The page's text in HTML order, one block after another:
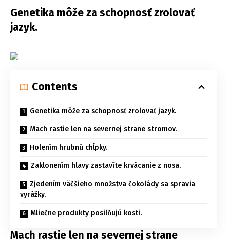
Genetika môže za schopnosť zrolovať
jazyk.
Contents
Genetika môže za schopnosť zrolovať jazyk.
Mach rastie len na severnej strane stromov.
Holením hrubnú chĺpky.
Zaklonením hlavy zastavíte krvácanie z nosa.
Zjedením väčšieho množstva čokolády sa spravia
vyrážky.
Mliečne produkty posilňujú kosti.
Mach rastie len na severnej strane